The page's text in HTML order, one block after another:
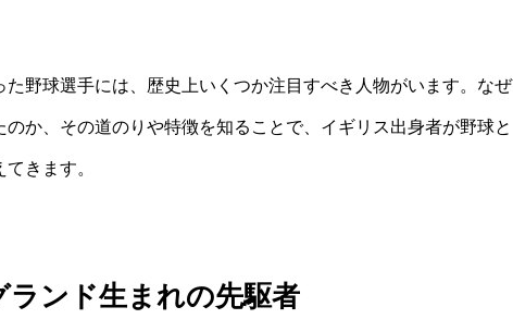
野球選手には、歴史上いくつか注目すべき人物がいます。なぜ
か、その道のりや特徴を知ることで、イギリス出身者が野球と
きます。
ンド生まれの先駆者